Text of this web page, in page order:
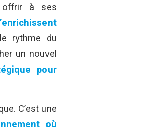
offrir à ses
rythme du
un nouvel
pour
C’est une
où